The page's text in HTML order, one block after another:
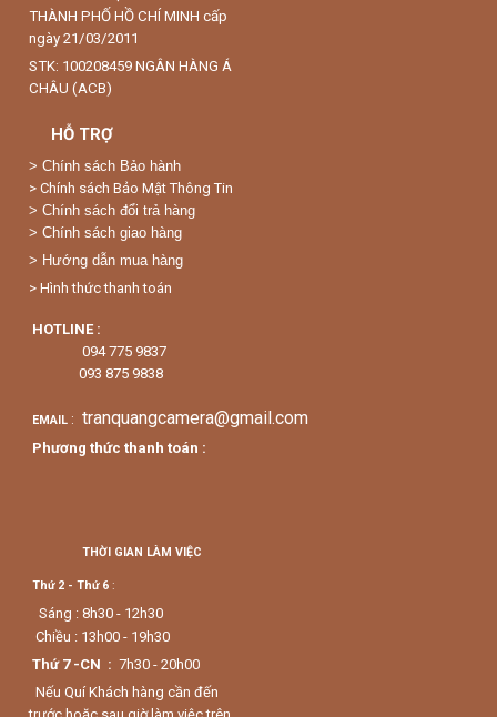
THÀNH PHỐ HỒ CHÍ MINH cấp
ngày 21/03/2011
STK: 100208459 NGÂN HÀNG Á
CHÂU (ACB)
HỖ TRỢ
> Chính sách Bảo hành
> Chính sách Bảo Mật Thông Tin
> Chính sách đổi trả hàng
> Chính sách giao hàng
> Hướng dẫn mua hàng
> Hình thức thanh toán
HOTLINE :
094 775 9837
093 875 9838
EMAIL : tranquangcamera@gmail.com
Phương thức thanh toán :
THỜI GIAN LÀM VIỆC
Thứ 2 - Thứ 6 :
Sáng : 8h30 - 12h30
Chiều : 13h00 - 19h30
Thứ 7 -CN : 7h30 - 20h00
Nếu Quí Khách hàng cần đến